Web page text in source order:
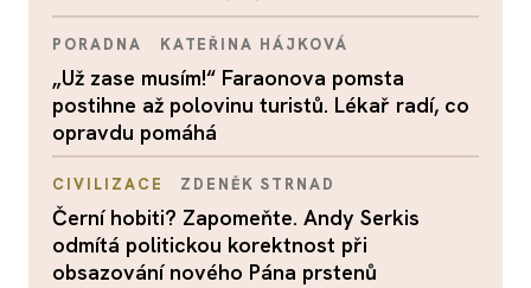
PORADNA KATEŘINA HÁJKOVÁ
„Už zase musím!“ Faraonova pomsta
postihne až polovinu turistů. Lékař radí, co
opravdu pomáhá
CIVILIZACE ZDENĚK STRNAD
Černí hobiti? Zapomeňte. Andy Serkis
odmítá politickou korektnost při
obsazování nového Pána prstenů